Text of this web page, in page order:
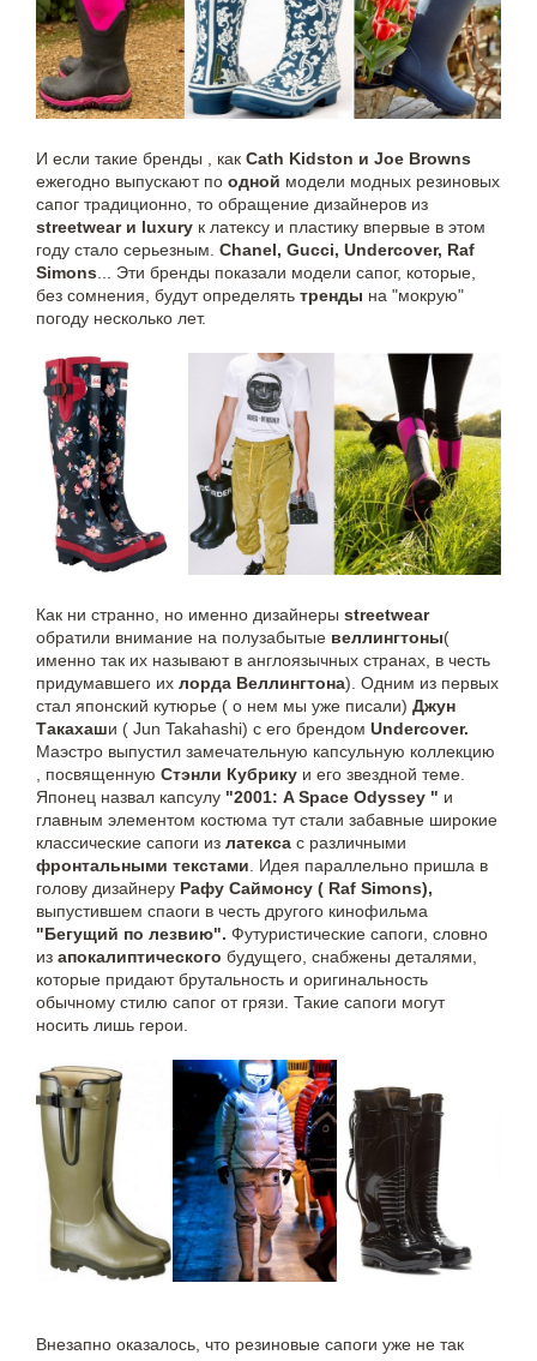
И если такие бренды , как Cath Kidston и Joe Browns
ежегодно выпускают по одной модели модных резиновых
сапог традиционно, то обращение дизайнеров из
streetwear и luxury к латексу и пластику впервые в этом
году стало серьезным. Chanel, Gucci, Undercover, Raf
Simons ... Эти бренды показали модели сапог, которые,
без сомнения, будут определять тренды на "мокрую"
погоду несколько лет.
Как ни странно, но именно дизайнеры streetwear
обратили внимание на полузабытые веллингтоны(
именно так их называют в англоязычных странах, в честь
придумавшего их лорда Веллингтона). Одним из первых
стал японский кутюрье ( о нем мы уже писали) Джун
Такахаши ( Jun Takahashi) с его брендом Undercover.
Маэстро выпустил замечательную капсульную коллекцию
, посвященную Стэнли Кубрику и его звездной теме.
Японец назвал капсулу "2001: A Space Odyssey " и
главным элементом костюма тут стали забавные широкие
классические сапоги из латекса с различными
фронтальными текстами . Идея параллельно пришла в
голову дизайнеру Рафу Саймонсу ( Raf Simons),
выпустившем спаоги в честь другого кинофильма
"Бегущий по лезвию". Футуристические сапоги, словно
из апокалиптического будущего, снабжены деталями,
которые придают брутальность и оригинальность
обычному стилю сапог от грязи. Такие сапоги могут
носить лишь герои.
Внезапно оказалось, что резиновые сапоги уже не так